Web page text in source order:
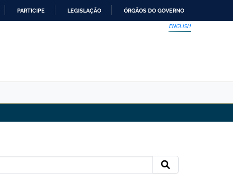
PARTICIPE LEGISLAÇÃO ÓRGÃOS DO GOVERNO
ENGLISH